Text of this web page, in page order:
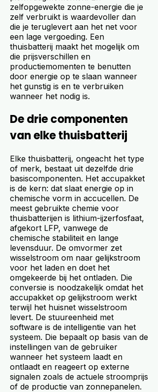
zelfopgewekte zonne-energie die je
zelf verbruikt is waardevoller dan
die je teruglevert aan het net voor
een lage vergoeding. Een
thuisbatterij maakt het mogelijk om
die prijsverschillen en
productiemomenten te benutten
door energie op te slaan wanneer
het gunstig is en te verbruiken
wanneer het nodig is.
De drie componenten
van elke thuisbatterij
Elke thuisbatterij, ongeacht het type
of merk, bestaat uit dezelfde drie
basiscomponenten. Het accupakket
is de kern: dat slaat energie op in
chemische vorm in accucellen. De
meest gebruikte chemie voor
thuisbatterijen is lithium-ijzerfosfaat,
afgekort LFP, vanwege de
chemische stabiliteit en lange
levensduur. De omvormer zet
wisselstroom om naar gelijkstroom
voor het laden en doet het
omgekeerde bij het ontladen. Die
conversie is noodzakelijk omdat het
accupakket op gelijkstroom werkt
terwijl het huisnet wisselstroom
levert. De stuureenheid met
software is de intelligentie van het
systeem. Die bepaalt op basis van de
instellingen van de gebruiker
wanneer het systeem laadt en
ontlaadt en reageert op externe
signalen zoals de actuele stroomprijs
of de productie van zonnepanelen.